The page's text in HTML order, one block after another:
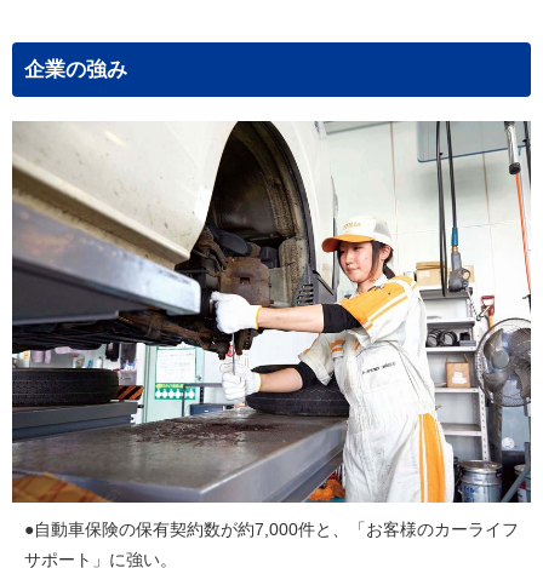
企業の強み
●自動車保険の保有契約数が約7,000件と、「お客様のカーライフ
サポート」に強い。